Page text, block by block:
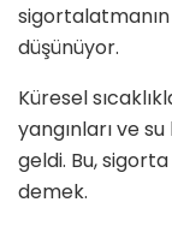
sigortalatmanın
düşünüyor.
Küresel
yangınları ve
geldi. Bu,
demek.